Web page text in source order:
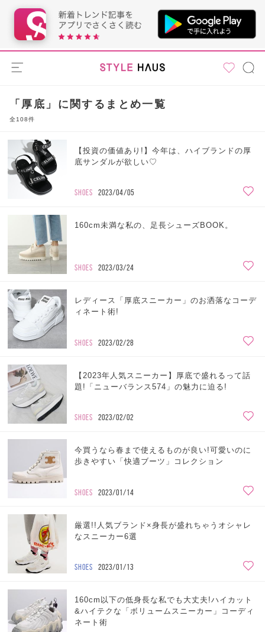
「厚底」に関するまとめ一覧
全108件
【投資の価値あり!】今年は、ハイブランドの厚
底サンダルが欲しい♡
SHOES 2023/04/05
160cm未満な私の、足長シューズBOOK。
SHOES 2023/03/24
レディース「厚底スニーカー」のお洒落なコーデ
ィネート術!
SHOES 2023/02/28
【2023年人気スニーカー】厚底で盛れるって話
題!「ニューバランス574」の魅力に迫る!
SHOES 2023/02/02
今買うなら春まで使えるものが良い!可愛いのに
歩きやすい「快適ブーツ」コレクション
SHOES 2023/01/14
厳選!!人気ブランド×身長が盛れちゃうオシャレ
なスニーカー6選
SHOES 2023/01/13
160cm以下の低身長な私でも大丈夫!ハイカット
&ハイテクな「ボリュームスニーカー」コーディ
ネート術